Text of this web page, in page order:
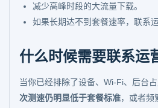
减少高峰时段的大流量下载。
如果长期达不到套餐速率，联系
什么时候需要联系运
当你已经排除了设备、Wi-Fi、后台
次测速仍明显低于套餐标准，或者频